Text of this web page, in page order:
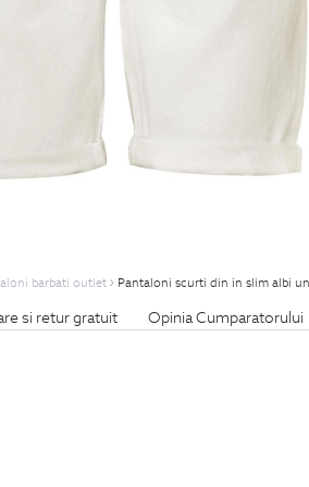
barbati outlet Pantaloni scurti din in slim albi
si retur gratuit Opinia Cumparatorului